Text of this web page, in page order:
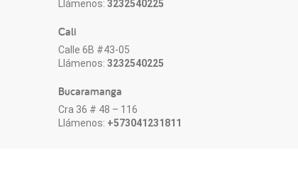
Llámenos:3232540225
Cali
Calle 6B #43-05
Llámenos:3232540225
Bucaramanga
Cra 36 # 48 – 116
Llámenos: +573041231811